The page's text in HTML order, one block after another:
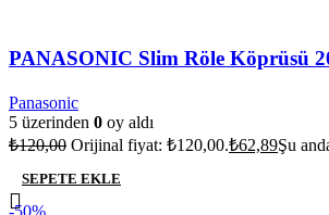
PANASONIC Slim Röle Köprüsü
Panasonic
5 üzerinden 0 oy aldı
₺120,00 Orijinal fiyat: ₺120,00.₺62,89Şu
SEPETE EKLE